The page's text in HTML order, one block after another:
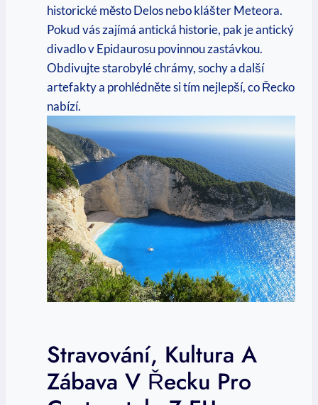
historické město Delos nebo klášter Meteora.
Pokud vás zajímá antická historie, pak je antický
divadlo v Epidaurosu povinnou zastávkou.
Obdivujte starobylé chrámy, sochy a další
artefakty a prohlédněte si tím nejlepší, co Řecko
nabízí.
Stravování, Kultura A
Zábava V Řecku Pro